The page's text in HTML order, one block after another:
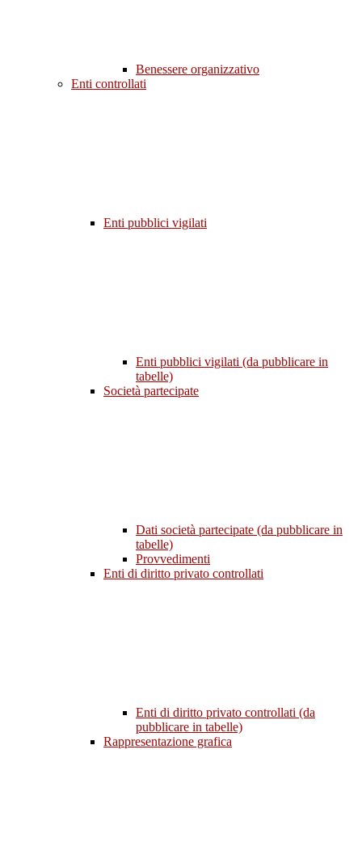
Benessere organizzativo
Enti controllati
Enti pubblici vigilati
Enti pubblici vigilati (da pubblicare in
tabelle)
Società partecipate
Dati società partecipate (da pubblicare in
tabelle)
Provvedimenti
Enti di diritto privato controllati
Enti di diritto privato controllati (da
pubblicare in tabelle)
Rappresentazione grafica